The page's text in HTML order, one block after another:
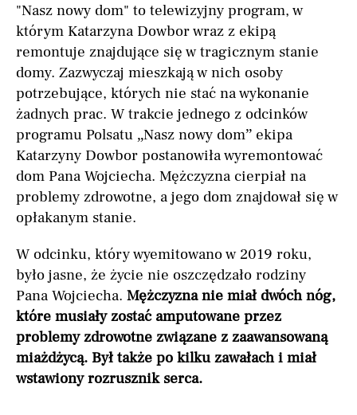
"Nasz nowy dom" to telewizyjny program, w
którym Katarzyna Dowbor wraz z ekipą
remontuje znajdujące się w tragicznym stanie
domy. Zazwyczaj mieszkają w nich osoby
potrzebujące, których nie stać na wykonanie
żadnych prac. W trakcie jednego z odcinków
programu Polsatu „Nasz nowy dom” ekipa
Katarzyny Dowbor postanowiła wyremontować
dom Pana Wojciecha. Mężczyzna cierpiał na
problemy zdrowotne, a jego dom znajdował się w
opłakanym stanie.
W odcinku, który wyemitowano w 2019 roku,
było jasne, że życie nie oszczędzało rodziny
Pana Wojciecha. Mężczyzna nie miał dwóch nóg,
które musiały zostać amputowane przez
problemy zdrowotne związane z zaawansowaną
miażdżycą. Był także po kilku zawałach i miał
wstawiony rozrusznik serca.